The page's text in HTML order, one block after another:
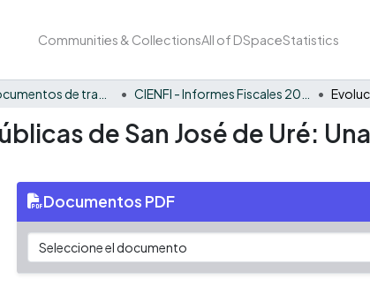
Communities & CollectionsAll of DSpaceStatistics
de San José de Uré:
Documentos PDF